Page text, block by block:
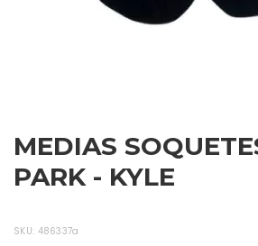
MEDIAS
PARK - KYLE
SKU: 486337a